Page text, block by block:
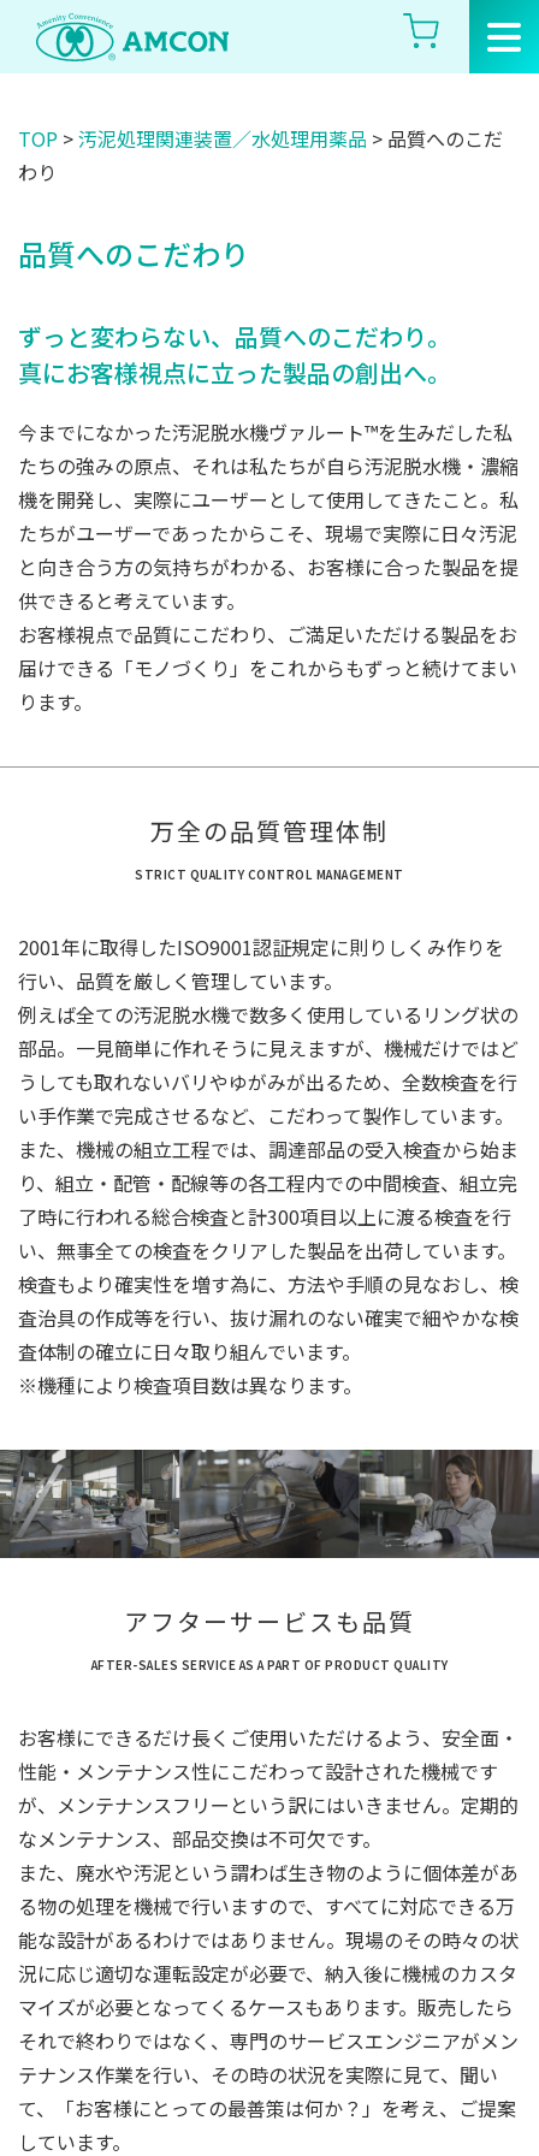
Skip
the
TOP >汚泥処理関連装置／水処理用薬品 > 品質へのこだ
わり
品質へのこだわり
ずっと変わらない、品質へのこだわり。
真にお客様視点に立った製品の創出へ。
今までになかった汚泥脱水機ヴァルート™を生みだした私
たちの強みの原点、それは私たちが自ら汚泥脱水機・濃縮
機を開発し、実際にユーザーとして使用してきたこと。私
たちがユーザーであったからこそ、現場で実際に日々汚泥
と向き合う方の気持ちがわかる、お客様に合った製品を提
供できると考えています。
お客様視点で品質にこだわり、ご満足いただける製品をお
届けできる「モノづくり」をこれからもずっと続けてまい
ります。
万全の品質管理体制
STRICT QUALITY CONTROL MANAGEMENT
2001年に取得したISO9001認証規定に則りしくみ作りを
行い、品質を厳しく管理しています。
例えば全ての汚泥脱水機で数多く使用しているリング状の
部品。一見簡単に作れそうに見えますが、機械だけではど
うしても取れないバリやゆがみが出るため、全数検査を行
い手作業で完成させるなど、こだわって製作しています。
また、機械の組立工程では、調達部品の受入検査から始ま
り、組立・配管・配線等の各工程内での中間検査、組立完
了時に行われる総合検査と計300項目以上に渡る検査を行
い、無事全ての検査をクリアした製品を出荷しています。
検査もより確実性を増す為に、方法や手順の見なおし、検
査治具の作成等を行い、抜け漏れのない確実で細やかな検
査体制の確立に日々取り組んでいます。
※機種により検査項目数は異なります。
アフターサービスも品質
AFTER-SALES SERVICE AS A PART OF PRODUCT QUALITY
お客様にできるだけ長くご使用いただけるよう、安全面・
性能・メンテナンス性にこだわって設計された機械です
が、メンテナンスフリーという訳にはいきません。定期的
なメンテナンス、部品交換は不可欠です。
また、廃水や汚泥という謂わば生き物のように個体差があ
る物の処理を機械で行いますので、すべてに対応できる万
能な設計があるわけではありません。現場のその時々の状
況に応じ適切な運転設定が必要で、納入後に機械のカスタ
マイズが必要となってくるケースもあります。販売したら
それで終わりではなく、専門のサービスエンジニアがメン
テナンス作業を行い、その時の状況を実際に見て、聞い
て、「お客様にとっての最善策は何か？」を考え、ご提案
しています。